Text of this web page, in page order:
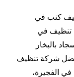
كنب في
تنظيف في
بالبخار
شركة تنظيف
الفجيرة،